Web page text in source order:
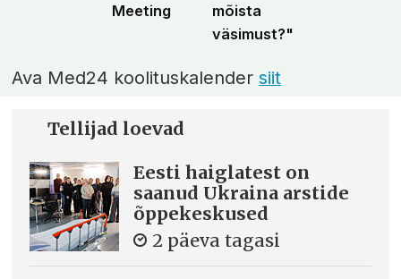
Meeting
mõista
väsimust?"
Ava Med24 koolituskalendersiit
Tellijad loevad
Eesti haiglatest on
saanud Ukraina arstide
õppekeskused
2 päeva tagasi